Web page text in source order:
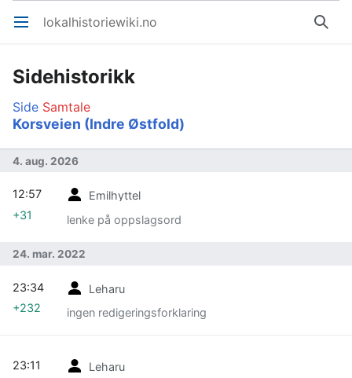
Åpne hovedmenyen lokalhistoriewiki.no Søk
Sidehistorikk
Side Samtale
Korsveien (Indre Østfold)
4. aug. 2026
Emilhyttel
lenke på oppslagsord
12:57
+31
24. mar. 2022
Leharu
ingen redigeringsforklaring
23:34
+232
Leharu
23:11